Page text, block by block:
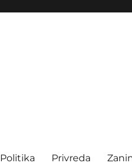
Politika Privreda